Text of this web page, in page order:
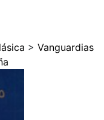
> Vanguardias